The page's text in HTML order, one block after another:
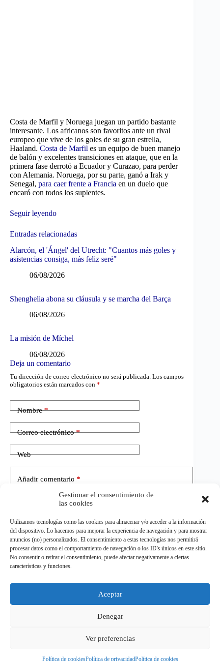
Gestionar el consentimiento de
las cookies
Utilizamos tecnologías como las cookies para almacenar y/o acceder a la información
del dispositivo. Lo hacemos para mejorar la experiencia de navegación y para mostrar
anuncios (no) personalizados. El consentimiento a estas tecnologías nos permitirá
procesar datos como el comportamiento de navegación o los ID's únicos en este sitio.
No consentir o retirar el consentimiento, puede afectar negativamente a ciertas
características y funciones.
Aceptar
Denegar
Ver preferencias
Política de cookiesPolítica de privacidadPolítica de cookies
Costa de Marfil y Noruega juegan un partido bastante
interesante. Los africanos son favoritos ante un rival
europeo que vive de los goles de su gran estrella,
Haaland. Costa de Marfil es un equipo de buen manejo
de balón y excelentes transiciones en ataque, que en la
primera fase derrotó a Ecuador y Curazao, para perder
con Alemania. Noruega, por su parte, ganó a Irak y
Senegal, para caer frente a Francia en un duelo que
encaró con todos los suplentes.
Seguir leyendo
Entradas relacionadas
Alarcón, el 'Ángel' del Utrecht: "Cuantos más goles y
asistencias consiga, más feliz seré"
06/08/2026
Shenghelia abona su cláusula y se marcha del Barça
06/08/2026
La misión de Míchel
06/08/2026
Deja un comentario
Tu dirección de correo electrónico no será publicada. Los campos
obligatorios están marcados con *
Nombre*
Correo electrónico*
Web
Añadir comentario *
Publicar el comentario
Todos los derechos reservados.
Aviso Legal
Términos y condiciones